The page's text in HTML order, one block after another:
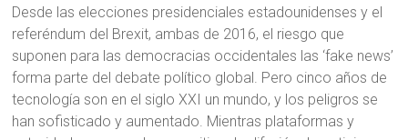
Desde las elecciones presidenciales estadounidenses y el
referéndum del Brexit, ambas de 2016, el riesgo que
suponen para las democracias occidentales las ‘fake news’
forma parte del debate político global. Pero cinco años de
tecnología son en el siglo XXI un mundo, y los peligros se
han sofisticado y aumentado. Mientras plataformas y